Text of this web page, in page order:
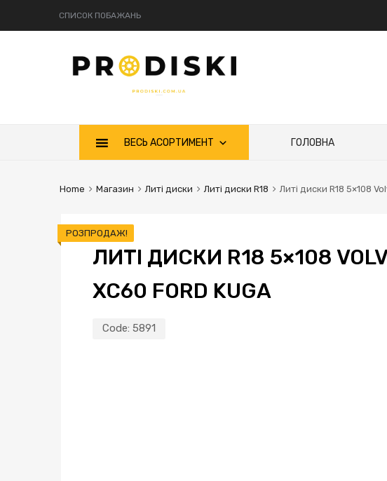
СПИСОК ПОБАЖАНЬ
ВЕСЬ АСОРТИМЕНТ ГОЛОВНА
Home Магазин Литі диски Литі диски R18 Литі диски R18 5×108
ЛИТІ ДИСКИ R18 5×108
XC60 FORD KUGA
Code: 5891
РОЗПРОДАЖ!